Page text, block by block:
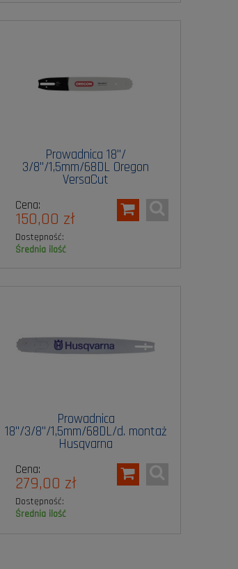
Prowadnica 18"/
3/8"/1,5mm/68DL Oregon
VersaCut
Cena:
150,00 zł
Dostępność:
średnia ilość
Prowadnica
18"/3/8"/1,5mm/68DL/d. montaż
Husqvarna
Cena:
279,00 zł
Dostępność:
średnia ilość